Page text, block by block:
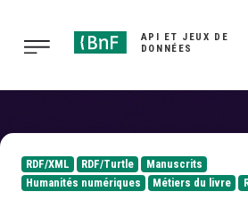
API ET JEUX DE
DONNÉES
RDF/XML RDF/Turtle
Manuscrits
Humanités numériques
Métiers du livre